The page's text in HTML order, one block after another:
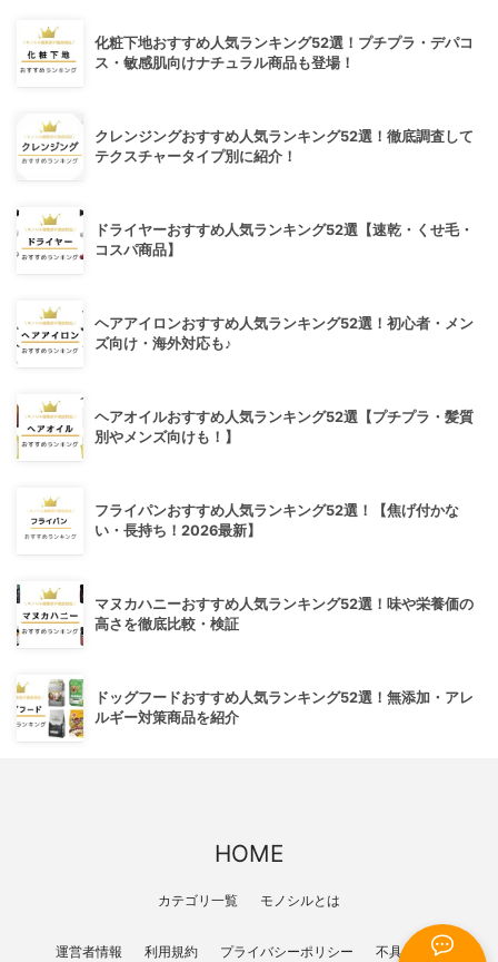
化粧下地おすすめ人気ランキング52選！プチプラ・デパコ
ス・敏感肌向けナチュラル商品も登場！
クレンジングおすすめ人気ランキング52選！徹底調査して
テクスチャータイプ別に紹介！
ドライヤーおすすめ人気ランキング52選【速乾・くせ毛・
コスパ商品】
ヘアアイロンおすすめ人気ランキング52選！初心者・メン
ズ向け・海外対応も♪
ヘアオイルおすすめ人気ランキング52選【プチプラ・髪質
別やメンズ向けも！】
フライパンおすすめ人気ランキング52選！【焦げ付かな
い・長持ち！2026最新】
マヌカハニーおすすめ人気ランキング52選！味や栄養価の
高さを徹底比較・検証
ドッグフードおすすめ人気ランキング52選！無添加・アレ
ルギー対策商品を紹介
HOME
カテゴリ一覧 モノシルとは
運営者情報 利用規約 プライバシーポリシー 不具合報告